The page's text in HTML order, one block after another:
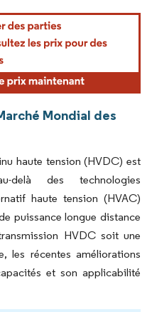
Mondial des
haute tension (HVDC) est
delà des technologies
haute tension (HVAC)
puissance longue distance
HVDC soit une
les récentes améliorations
et son applicabilité